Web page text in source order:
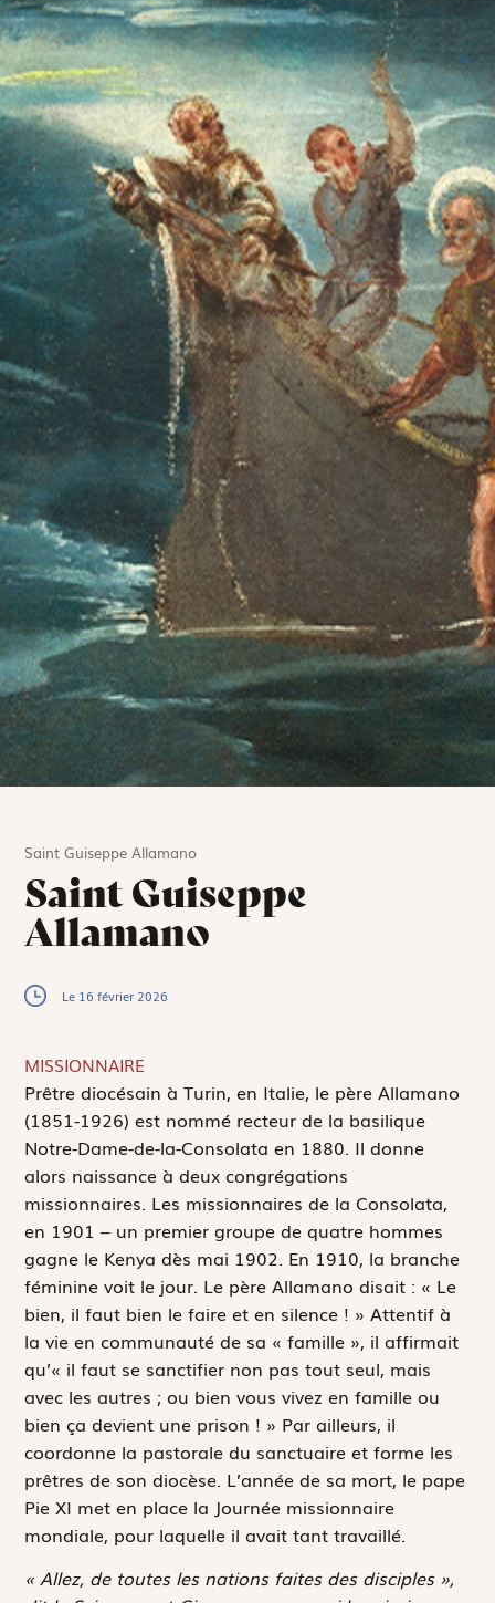
Saint Guiseppe Allamano
Saint Guiseppe
Allamano
Le 16 février 2026
MISSIONNAIRE
Prêtre diocésain à Turin, en Italie, le père Allamano
(1851-1926) est nommé recteur de la basilique
Notre-Dame-de-la-Consolata en 1880. Il donne
alors naissance à deux congrégations
missionnaires. Les missionnaires de la Consolata,
en 1901 – un premier groupe de quatre hommes
gagne le Kenya dès mai 1902. En 1910, la branche
féminine voit le jour. Le père Allamano disait : « Le
bien, il faut bien le faire et en silence ! » Attentif à
la vie en communauté de sa « famille », il affirmait
qu’« il faut se sanctifier non pas tout seul, mais
avec les autres ; ou bien vous vivez en famille ou
bien ça devient une prison ! » Par ailleurs, il
coordonne la pastorale du sanctuaire et forme les
prêtres de son diocèse. L’année de sa mort, le pape
Pie XI met en place la Journée missionnaire
mondiale, pour laquelle il avait tant travaillé.
« Allez, de toutes les nations faites des disciples »,